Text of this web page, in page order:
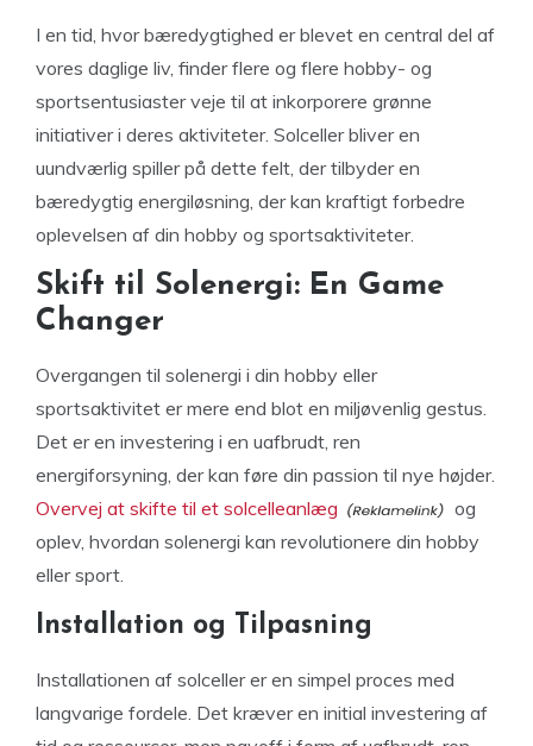
I en tid, hvor bæredygtighed er blevet en central del af
vores daglige liv, finder flere og flere hobby- og
sportsentusiaster veje til at inkorporere grønne
initiativer i deres aktiviteter. Solceller bliver en
uundværlig spiller på dette felt, der tilbyder en
bæredygtig energiløsning, der kan kraftigt forbedre
oplevelsen af din hobby og sportsaktiviteter.
Skift til Solenergi: En Game
Changer
Overgangen til solenergi i din hobby eller
sportsaktivitet er mere end blot en miljøvenlig gestus.
Det er en investering i en uafbrudt, ren
energiforsyning, der kan føre din passion til nye højder.
Overvej at skifte til et solcelleanlæg
og
oplev, hvordan solenergi kan revolutionere din hobby
eller sport.
Installation og Tilpasning
Installationen af solceller er en simpel proces med
langvarige fordele. Det kræver en initial investering af